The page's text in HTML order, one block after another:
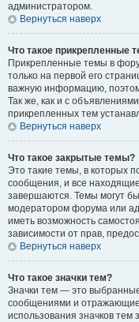
администратором.
Вернуться наверх
Что такое прикрепленные
Прикрепленные темы в
только на первой его
важную информацию,
Так же, как и с
прикрепленных тем
Вернуться наверх
Что такое закрытые темы?
Это такие темы, в которых
сообщения, и все
завершаются. Темы могут
модератором форума или
иметь возможность
зависимости от прав,
Вернуться наверх
Что такое значки тем?
Значки тем — это
сообщениями и
использования значков